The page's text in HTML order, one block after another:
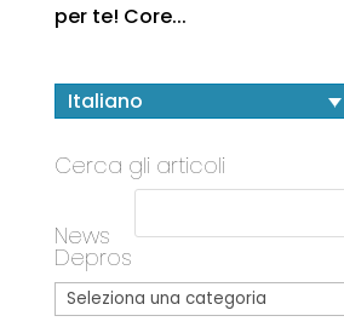
per te! Core...
Italiano
Cerca gli articoli
News
Depros